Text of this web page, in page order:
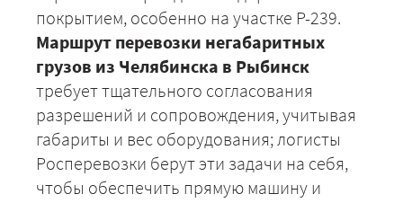
покрытием, особенно на участке Р-239.
Маршрут перевозки негабаритных
грузов из Челябинска в Рыбинск
требует тщательного согласования
разрешений и сопровождения, учитывая
габариты и вес оборудования; логисты
Росперевозки берут эти задачи на себя,
чтобы обеспечить прямую машину и
+7 (499) 520-05-23